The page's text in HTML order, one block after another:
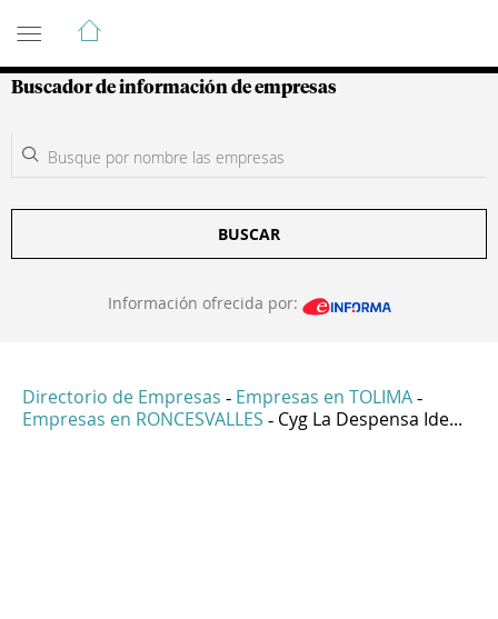
Guía de Empresas Colombianas
Buscador de información de empresas
BUSCAR
Información ofrecida por:
Directorio de Empresas - Empresas en TOLIMA -
Empresas en RONCESVALLES - Cyg La Despensa Ide...